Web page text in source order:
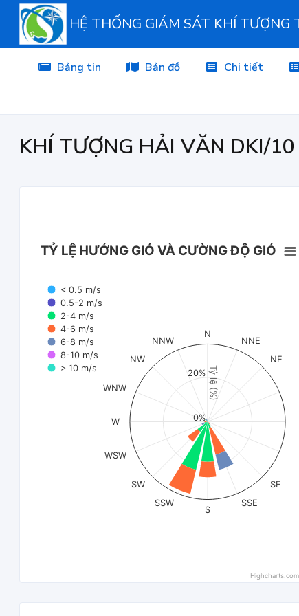
HỆ THỐNG GIÁM SÁT KHÍ
Bảng tin Bản đồ Chi tiết
KHÍ TƯỢNG HẢI VĂN DKI/10
Tỷ lệ (%)
TỶ LỆ HƯỚNG GIÓ VÀ CƯỜNG ĐỘ GIÓ
< 0.5 m/s
0.5-2 m/s
2-4 m/s
4-6 m/s
6-8 m/s
8-10 m/s
> 10 m/s
N
NNE
NE
SE
SSE
S
SSW
SW
WSW
W
WNW
NW
NNW
0%
20%
Highcharts.com